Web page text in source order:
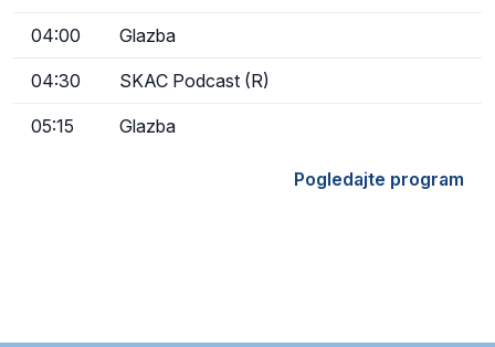
04:00 Glazba
04:30 SKAC Podcast (R)
05:15 Glazba
Pogledajte program